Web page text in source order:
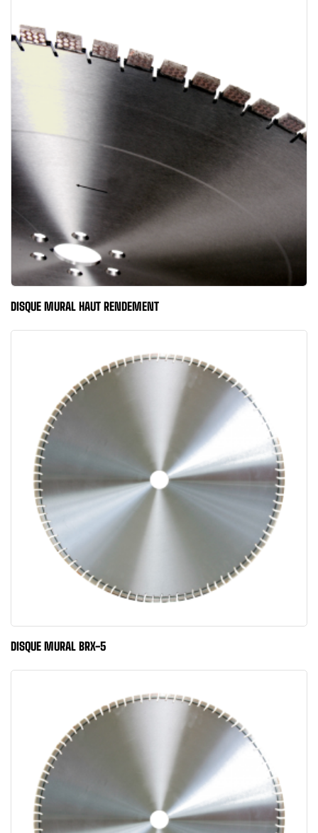
DISQUE MURAL HAUT RENDEMENT
DISQUE MURAL BRX-5